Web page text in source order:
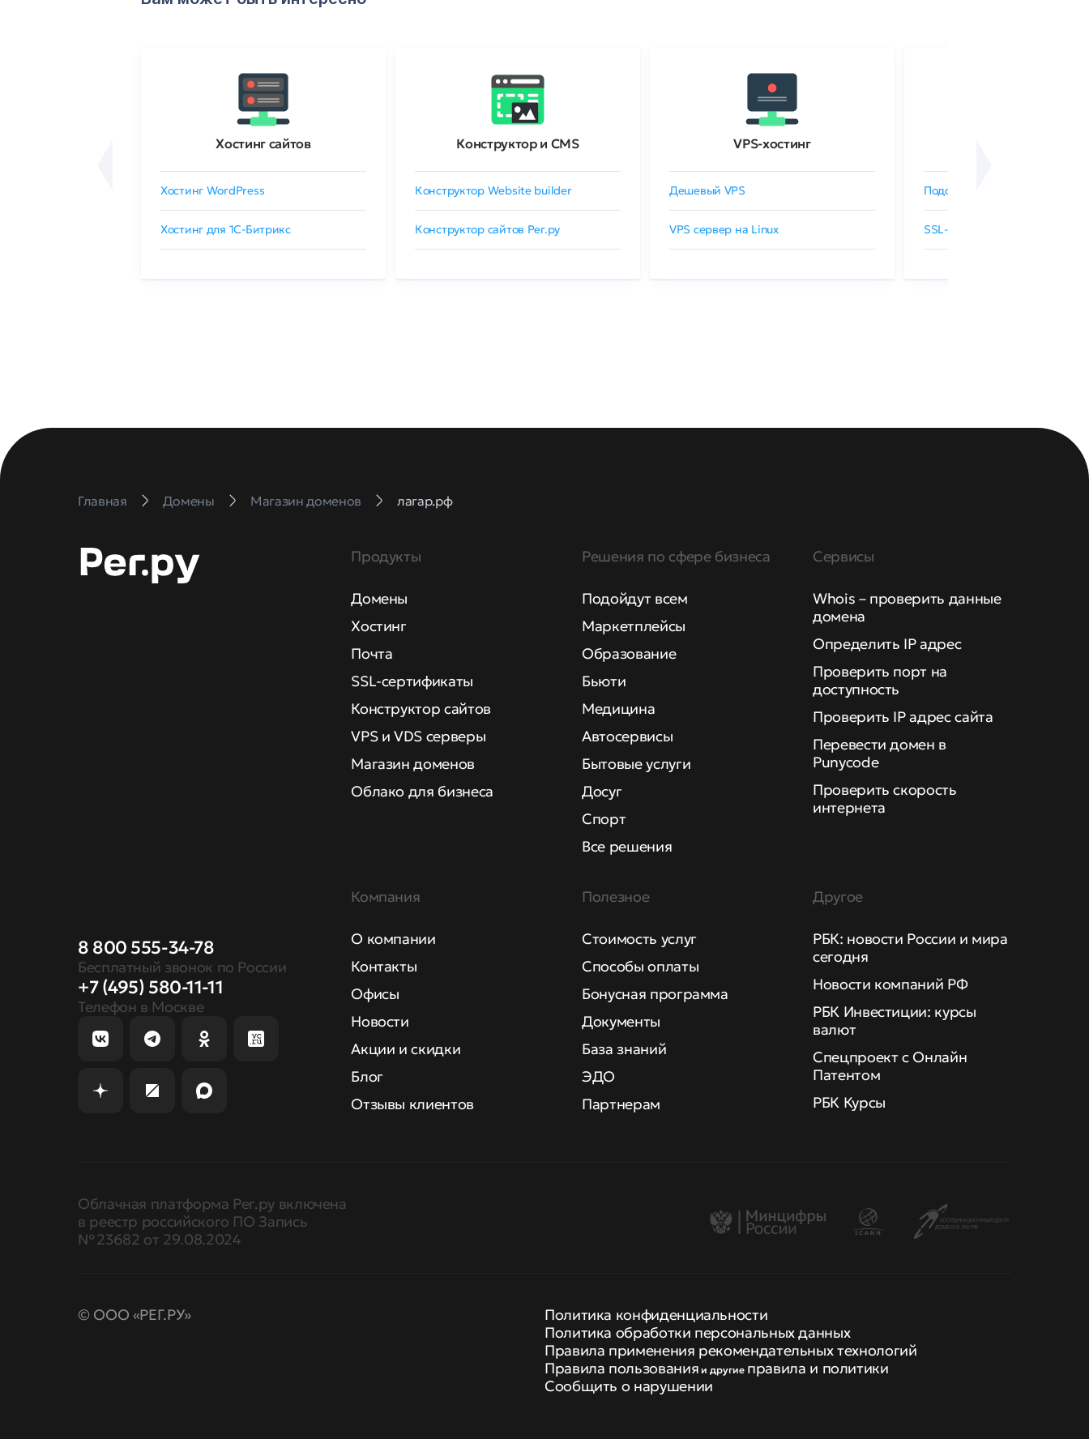
Хостинг сайтов
Хостинг WordPress
Хостинг для 1C-Битрикс
Конструктор и CMS
Конструктор Website builder
Конструктор сайтов Рег.ру
VPS-хостинг
Дешевый VPS
VPS сервер на Linux
Подобрать SSL-сертификат
SSL-сертификаты GlobalSign
Главная Домены Магазин доменов лагар.рф
8 800 555-34-78
Бесплатный звонок по России
+7 (495) 580-11-11
Телефон в Москве
Продукты
Домены
Хостинг
Почта
SSL-сертификаты
Конструктор сайтов
VPS и VDS серверы
Магазин доменов
Облако для бизнеса
Решения по сфере бизнеса
Подойдут всем
Маркетплейсы
Образование
Бьюти
Медицина
Автосервисы
Бытовые услуги
Досуг
Спорт
Все решения
Сервисы
Whois – проверить данные
домена
Определить IP адрес
Проверить порт на
доступность
Проверить IP адрес сайта
Перевести домен в
Punycode
Проверить скорость
интернета
Компания
О компании
Контакты
Офисы
Новости
Акции и скидки
Блог
Отзывы клиентов
Полезное
Стоимость услуг
Способы оплаты
Бонусная программа
Документы
База знаний
ЭДО
Партнерам
Другое
РБК: новости России и мира
сегодня
Новости компаний РФ
РБК Инвестиции: курсы
валют
Спецпроект с Онлайн
Патентом
РБК Курсы
Облачная платформа Рег.ру включена
в реестр российского ПО Запись
№ 23682 от 29.08.2024
© ООО «РЕГ.РУ»
Политика конфиденциальности
Политика обработки персональных данных
Правила применения рекомендательных технологий
Правила пользования и другие правила и политики
Сообщить о нарушении